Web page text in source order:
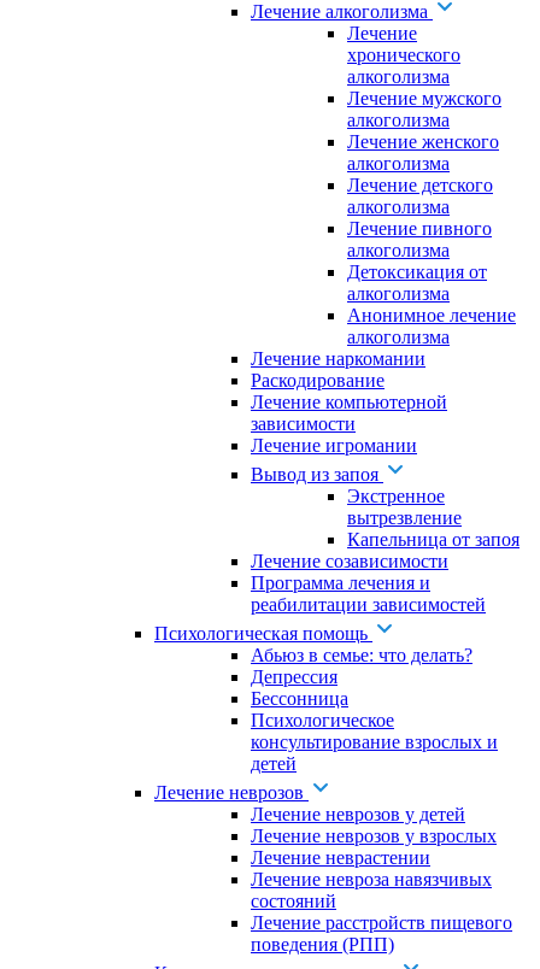
Лечение алкоголизма
Лечение
хронического
алкоголизма
Лечение мужского
алкоголизма
Лечение женского
алкоголизма
Лечение детского
алкоголизма
Лечение пивного
алкоголизма
Детоксикация от
алкоголизма
Анонимное лечение
алкоголизма
Лечение наркомании
Раскодирование
Лечение компьютерной
зависимости
Лечение игромании
Вывод из запоя
Экстренное
вытрезвление
Капельница от запоя
Лечение созависимости
Программа лечения и
реабилитации зависимостей
Психологическая помощь
Абьюз в семье: что делать?
Депрессия
Бессонница
Психологическое
консультирование взрослых и
детей
Лечение неврозов
Лечение неврозов у детей
Лечение неврозов у взрослых
Лечение неврастении
Лечение невроза навязчивых
состояний
Лечение расстройств пищевого
поведения (РПП)